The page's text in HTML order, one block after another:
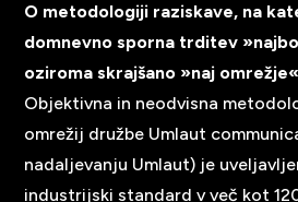
O metodologiji raziskave, na
domnevno sporna trditev
oziroma skrajšano »naj omrežje«
Objektivna in neodvisna
omrežij družbe Umlaut
nadaljevanju Umlaut) je
industrijski standard v več kot